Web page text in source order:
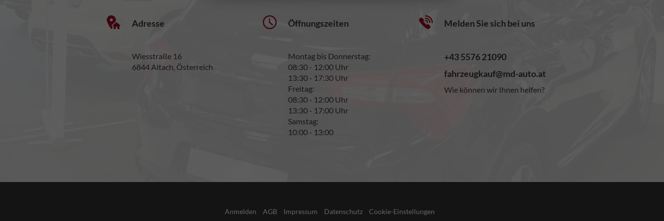
Adresse
Wiesstraße 16
6844 Altach, Österreich
Öffnungszeiten
Montag bis Donnerstag:
08:30 - 12:00 Uhr
13:30 - 17:30 Uhr
Freitag:
08:30 - 12:00 Uhr
13:30 - 17:00 Uhr
Samstag:
10:00 - 13:00
Melden Sie sich bei uns
+43 5576 21090
fahrzeugkauf@md-auto.at
Wie können wir Ihnen helfen?
Anmelden AGB Impressum Datenschutz Cookie-Einstellungen